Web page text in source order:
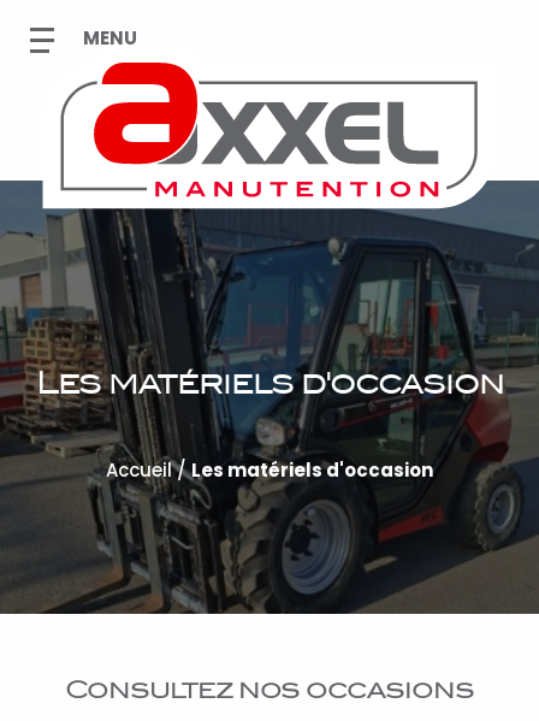
Les matériels d'occasion
Accueil/Les matériels d'occasion
Consultez nos occasions